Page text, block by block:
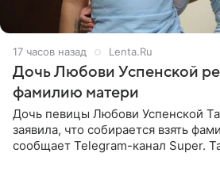
17 часов назад Lenta.Ru
Дочь Любови Успенской
фамилию матери
Дочь певицы Любови Успенской
заявила, что собирается взять
сообщает Telegram-канал Super.